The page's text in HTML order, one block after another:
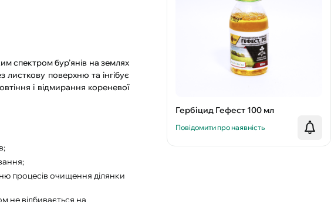
спектром бур’янів на землях
поверхню та інгібує
і відмирання кореневої
;
;
процесів очищення ділянки
не відбивається на
Гербіцид Гефест 100 мл
Повідомити про наявність